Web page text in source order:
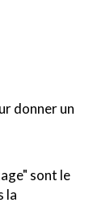
donner un
sont le
la